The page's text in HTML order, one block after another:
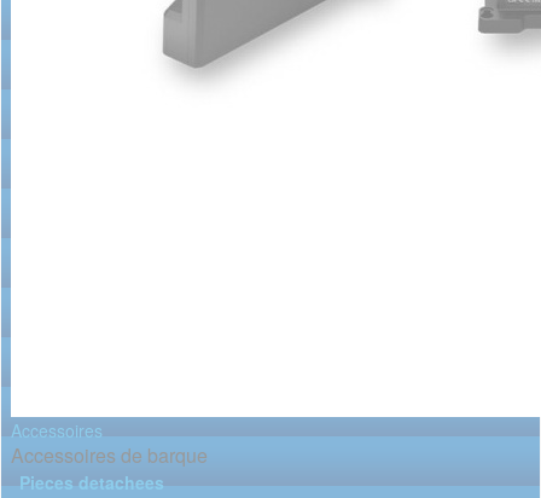
Accessoires
Accessoires de barque
Pieces detachees